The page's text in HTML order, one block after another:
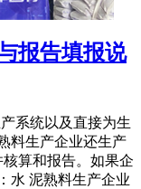
报告填报说
系统以及直接为生
料生产企业还生产
算和报告。如果企
水 泥熟料生产企业